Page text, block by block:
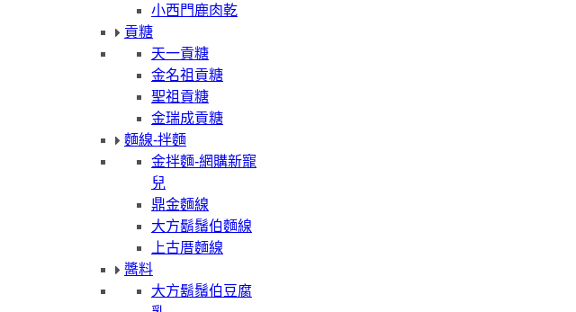
小西門鹿肉乾
貢糖
天一貢糖
金名祖貢糖
聖祖貢糖
金瑞成貢糖
麵線-拌麵
金拌麵-網購新寵
兒
鼎金麵線
大方鬍鬚伯麵線
上古厝麵線
醬料
大方鬍鬚伯豆腐